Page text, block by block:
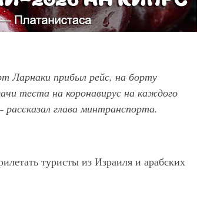
Ларнаки прибыл рейс, на борту
теста на коронавирус на каждого
глава минтранспорта.
туристы из Израиля и арабских